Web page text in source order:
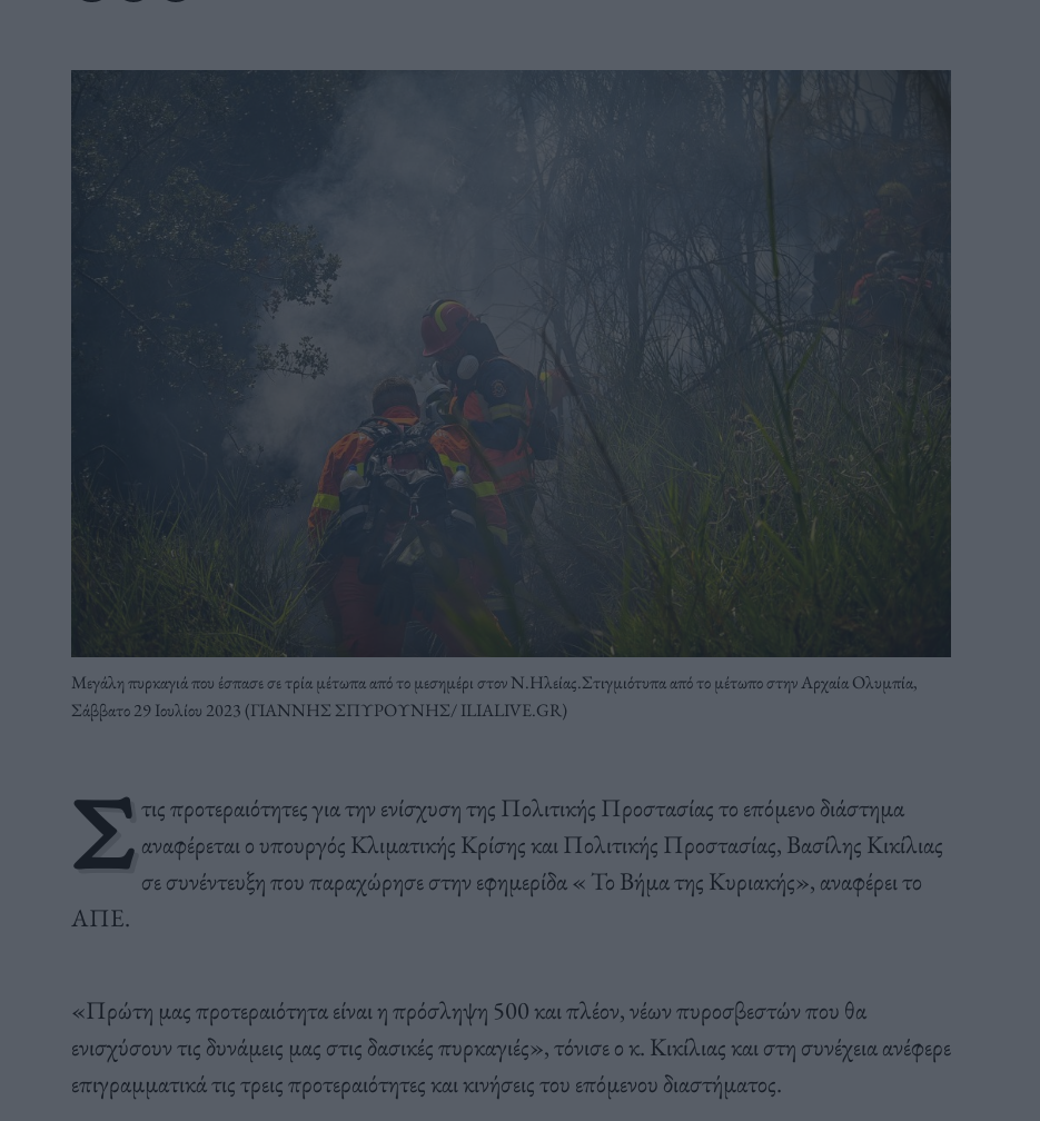
Μεγάλη πυρκαγιά που έσπασε σε τρία μέτωπα από το μεσημέρι στον Ν.Ηλείας.Στιγμιότυπα από το μέτωπο στην Αρχαία Ολυμπία,
Σάββατο 29 Ιουλίου 2023 (ΓΙΑΝΝΗΣ ΣΠΥΡΟΥΝΗΣ/ ILIALIVE.GR)
Σ τις προτεραιότητες για την ενίσχυση της Πολιτικής Προστασίας το επόμενο διάστημα
αναφέρεται ο υπουργός Κλιματικής Κρίσης και Πολιτικής Προστασίας, Βασίλης Κικίλιας
σε συνέντευξη που παραχώρησε στην εφημερίδα « Το Βήμα της Κυριακής», αναφέρει το
ΑΠΕ.
«Πρώτη μας προτεραιότητα είναι η πρόσληψη 500 και πλέον, νέων πυροσβεστών που θα
ενισχύσουν τις δυνάμεις μας στις δασικές πυρκαγιές», τόνισε ο κ. Κικίλιας και στη συνέχεια ανέφερε
επιγραμματικά τις τρεις προτεραιότητες και κινήσεις του επόμενου διαστήματος.